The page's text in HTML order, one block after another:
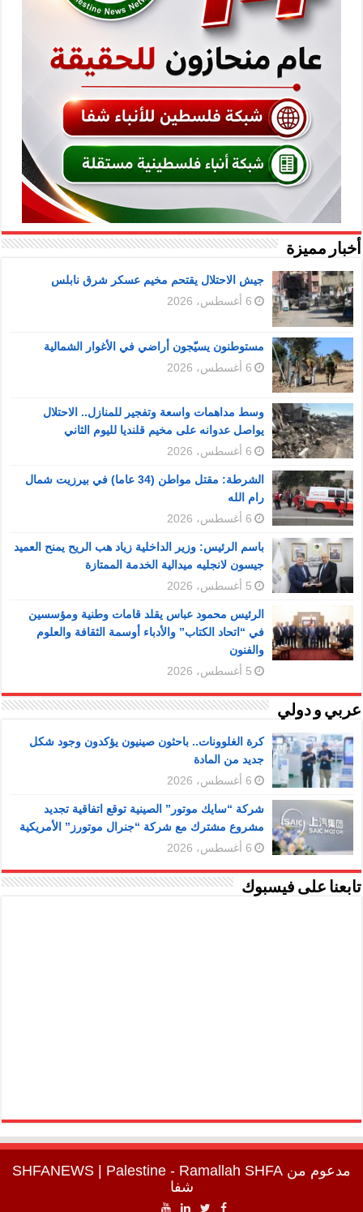
أخبار مميزة
جيش الاحتلال يقتحم مخيم عسكر شرق نابلس
6 أغسطس، 2026
مستوطنون يسيّجون أراضي في الأغوار الشمالية
6 أغسطس، 2026
وسط مداهمات واسعة وتفجير للمنازل.. الاحتلال
يواصل عدوانه على مخيم قلنديا لليوم الثاني
6 أغسطس، 2026
الشرطة: مقتل مواطن (34 عاما) في بيرزيت شمال
رام الله
6 أغسطس، 2026
باسم الرئيس: وزير الداخلية زياد هب الريح يمنح العميد
جيسون لانجليه ميدالية الخدمة الممتازة
5 أغسطس، 2026
الرئيس محمود عباس يقلد قامات وطنية ومؤسسين
في “اتحاد الكتاب” والأدباء أوسمة الثقافة والعلوم
والفنون
5 أغسطس، 2026
عربي و دولي
كرة الغلوونات.. باحثون صينيون يؤكدون وجود شكل
جديد من المادة
6 أغسطس، 2026
شركة “سايك موتور” الصينية توقع اتفاقية تجديد
مشروع مشترك مع شركة “جنرال موتورز” الأمريكية
6 أغسطس، 2026
تابعنا على فيسبوك
مدعوم من SHFANEWS | Palestine - Ramallah SHFA
شفا